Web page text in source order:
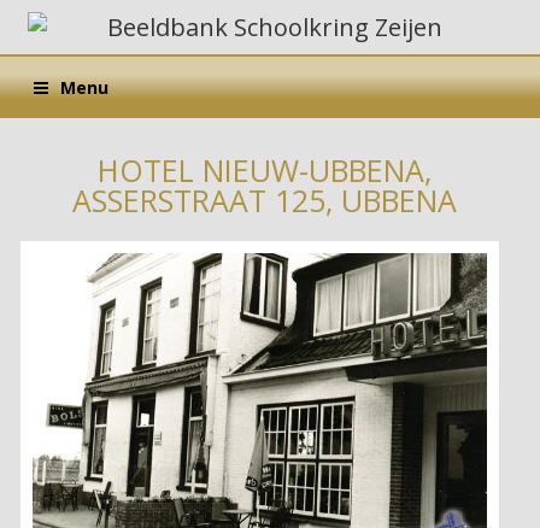
Menu
HOTEL NIEUW-UBBENA,
ASSERSTRAAT 125, UBBENA